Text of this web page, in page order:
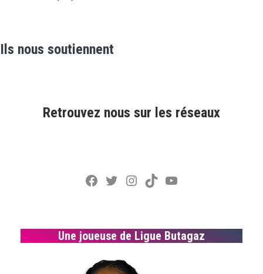
Ils nous soutiennent
Retrouvez nous sur les réseaux
Facebook
Twitter
Instagram
TikTokYouTube
Une joueuse de Ligue Butagaz